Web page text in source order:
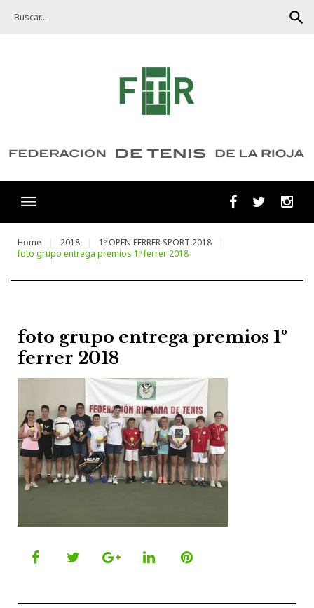
search
FacebookTwitter
Home 2018
1º OPEN FERRER SPORT 2018
foto grupo entrega premios 1º ferrer 2018
foto grupo entrega premios 1º
ferrer 2018
FacebookTwitterGoogle+LinkedInPinterest